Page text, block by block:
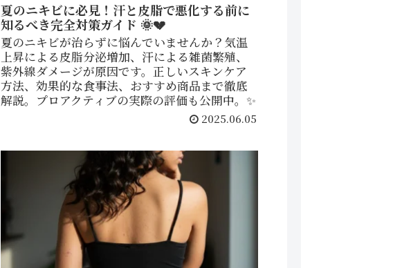
夏のニキビに必見！汗と皮脂で悪化する前に
知るべき完全対策ガイド 🌞💔
夏のニキビが治らずに悩んでいませんか？気温
上昇による皮脂分泌増加、汗による雑菌繁殖、
紫外線ダメージが原因です。正しいスキンケア
方法、効果的な食事法、おすすめ商品まで徹底
解説。プロアクティブの実際の評価も公開中。✨
2025.06.05